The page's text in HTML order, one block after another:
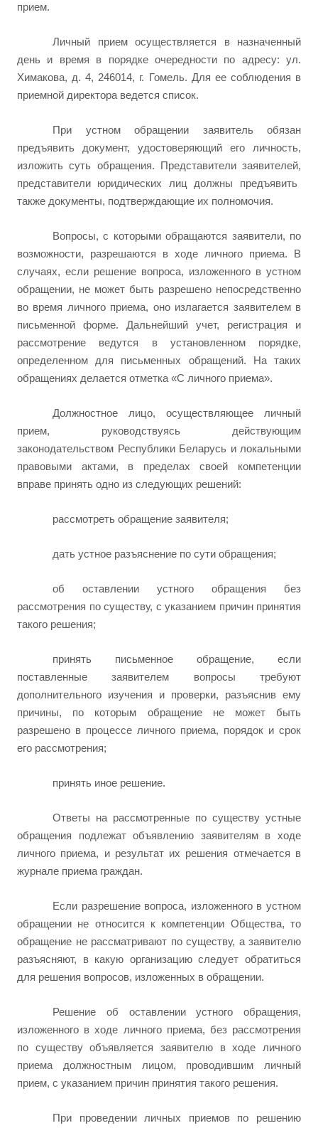
прием.
Личный прием осуществляется в назначенный
день и время в порядке очередности по адресу: ул.
Химакова, д. 4, 246014, г. Гомель. Для ее соблюдения в
приемной директора ведется список.
При устном обращении заявитель обязан
предъявить документ, удостоверяющий его личность,
изложить суть обращения. Представители заявителей,
представители юридических лиц должны предъявить
также документы, подтверждающие их полномочия.
Вопросы, с которыми обращаются заявители, по
возможности, разрешаются в ходе личного приема. В
случаях, если решение вопроса, изложенного в устном
обращении, не может быть разрешено непосредственно
во время личного приема, оно излагается заявителем в
письменной форме. Дальнейший учет, регистрация и
рассмотрение ведутся в установленном порядке,
определенном для письменных обращений. На таких
обращениях делается отметка «С личного приема».
Должностное лицо, осуществляющее личный
прием, руководствуясь действующим
законодательством Республики Беларусь и локальными
правовыми актами, в пределах своей компетенции
вправе принять одно из следующих решений:
рассмотреть обращение заявителя;
дать устное разъяснение по сути обращения;
об оставлении устного обращения без
рассмотрения по существу, с указанием причин принятия
такого решения;
принять письменное обращение, если
поставленные заявителем вопросы требуют
дополнительного изучения и проверки, разъяснив ему
причины, по которым обращение не может быть
разрешено в процессе личного приема, порядок и срок
его рассмотрения;
принять иное решение.
Ответы на рассмотренные по существу устные
обращения подлежат объявлению заявителям в ходе
личного приема, и результат их решения отмечается в
журнале приема граждан.
Если разрешение вопроса, изложенного в устном
обращении не относится к компетенции Общества, то
обращение не рассматривают по существу, а заявителю
разъясняют, в какую организацию следует обратиться
для решения вопросов, изложенных в обращении.
Решение об оставлении устного обращения,
изложенного в ходе личного приема, без рассмотрения
по существу объявляется заявителю в ходе личного
приема должностным лицом, проводившим личный
прием, с указанием причин принятия такого решения.
При проведении личных приемов по решению